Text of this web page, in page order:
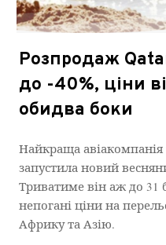
Розпродаж
до -40%, ціни
обидва боки
Найкраща авіакомпанія
запустила новий
Триватиме він аж до 31
непогані ціни на
Африку та Азію.